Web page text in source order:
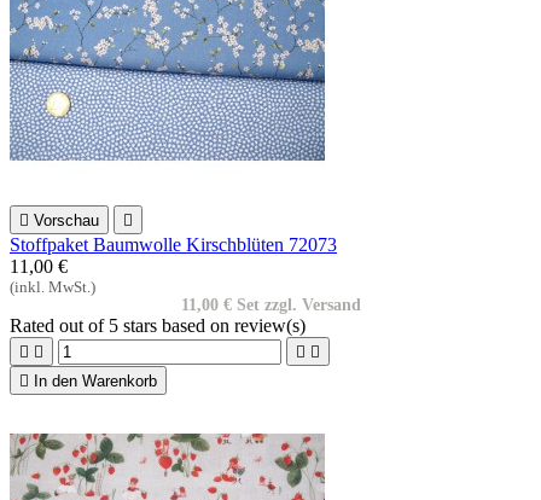
 Vorschau 
Stoffpaket Baumwolle Kirschblüten 72073
11,00 €
(inkl. MwSt.)
11,00 € Set zzgl. Versand
Rated out of 5 stars based on review(s)
   
 In den Warenkorb